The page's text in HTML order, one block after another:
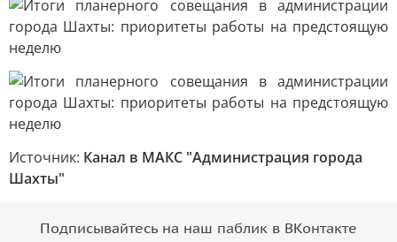
Источник: Канал в МАКС "Администрация города
Шахты"
Подписывайтесь на наш паблик в ВКонтакте